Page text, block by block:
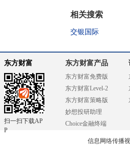
相关搜索
交银国际
东方财富
扫一扫下载AP
P
东方财富产品
东方财富免费版
东方财富Level-2
东方财富策略版
妙想投研助理
Choice金融终端
信息网络传播